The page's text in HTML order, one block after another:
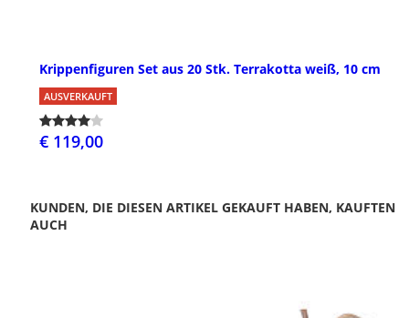
Krippenfiguren Set aus 20 Stk. Terrakotta weiß, 10 cm
AUSVERKAUFT
€ 119,00
KUNDEN, DIE DIESEN ARTIKEL GEKAUFT HABEN, KAUFTEN
AUCH